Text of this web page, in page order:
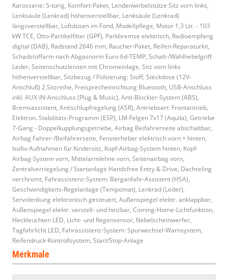
Karosserie: 5-türig, Komfort-Paket, Lendenwirbelstütze Sitz vorn links,
Lenksäule (Lenkrad) höhenverstellbar, Lenksäule (Lenkrad)
längsverstellbar, Luftdüsen im Fond, Modellpflege, Motor 1,3 Ltr. - 103
kW TCE, Otto-Partikelfilter (GPF), Parkbremse elektrisch, Radioempfang
digital (DAB), Radstand 2646 mm, Raucher-Paket, Reifen-Reparaturkit,
Schadstoffarm nach Abgasnorm Euro 6d-TEMP, Schalt-/Wählhebelgriff
Leder, Seitenschutzleisten mit Chromeinlage, Sitz vorn links
höhenverstellbar, Sitzbezug / Polsterung: Stoff, Steckdose (12V-
Anschluß) 2.Sitzreihe, Freisprecheinrichtung Bluetooth, USB-Anschluss
inkl. AUX-IN-Anschluss (Plug & Music), Anti-Blockier-System (ABS),
Bremsassistent, Antischlupfregelung (ASR), Antriebsart: Frontantrieb,
Elektron. Stabilitäts-Programm (ESP), LM-Felgen 7x17 (Aquila), Getriebe
7-Gang - Doppelkupplungsgetriebe, Airbag Beifahrerseite abschaltbar,
Airbag Fahrer-/Beifahrerseite, Fensterheber elektrisch vorn + hinten,
Isofix-Aufnahmen für Kindersitz, Kopf-Airbag-System hinten, Kopf-
Airbag-System vorn, Mittelarmlehne vorn, Seitenairbag vorn,
Zentralverriegelung / Startanlage Handsfree Entry & Drive, Dachreling
verchromt, Fahrassistenz-System: Berganfahr-Assistent (HSA),
Geschwindigkeits-Regelanlage (Tempomat), Lenkrad (Leder),
Servolenkung elektronisch gesteuert, Außenspiegel elektr. anklappbar,
Außenspiegel elektr. verstell- und heizbar, Coming-Home-Lichtfunktion,
Heckleuchten LED, Licht- und Regensensor, Nebelscheinwerfer,
Tagfahrlicht LED, Fahrassistenz-System: Spurwechsel-Warnsystem,
Reifendruck-Kontrollsystem, Start/Stop-Anlage
Merkmale